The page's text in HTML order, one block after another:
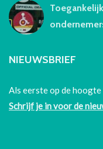
NIEUWSBRIEF
Als eerste op de
Schrijf je in voor de